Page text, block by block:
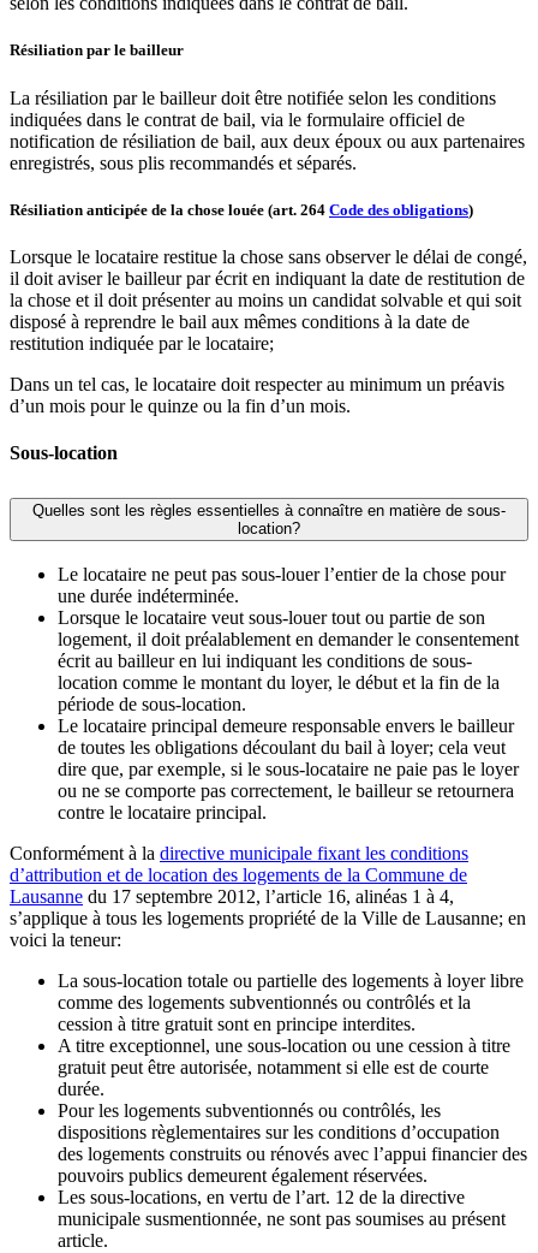
Résiliation par le bailleur
La résiliation par le bailleur doit être notifiée selon les conditions
indiquées dans le contrat de bail, via le formulaire officiel de
notification de résiliation de bail, aux deux époux ou aux partenaires
enregistrés, sous plis recommandés et séparés.
Résiliation anticipée de la chose louée (art. 264 Code des obligations)
Lorsque le locataire restitue la chose sans observer le délai de congé,
il doit aviser le bailleur par écrit en indiquant la date de restitution de
la chose et il doit présenter au moins un candidat solvable et qui soit
disposé à reprendre le bail aux mêmes conditions à la date de
restitution indiquée par le locataire;
Dans un tel cas, le locataire doit respecter au minimum un préavis
d’un mois pour le quinze ou la fin d’un mois.
Sous-location
Quelles sont les règles essentielles à connaître en matière de sous-
location?
Le locataire ne peut pas sous-louer l’entier de la chose pour
une durée indéterminée.
Lorsque le locataire veut sous-louer tout ou partie de son
logement, il doit préalablement en demander le consentement
écrit au bailleur en lui indiquant les conditions de sous-
location comme le montant du loyer, le début et la fin de la
période de sous-location.
Le locataire principal demeure responsable envers le bailleur
de toutes les obligations découlant du bail à loyer; cela veut
dire que, par exemple, si le sous-locataire ne paie pas le loyer
ou ne se comporte pas correctement, le bailleur se retournera
contre le locataire principal.
Conformément à la directive municipale fixant les conditions
d’attribution et de location des logements de la Commune de
Lausanne du 17 septembre 2012, l’article 16, alinéas 1 à 4,
s’applique à tous les logements propriété de la Ville de Lausanne; en
voici la teneur:
La sous-location totale ou partielle des logements à loyer libre
comme des logements subventionnés ou contrôlés et la
cession à titre gratuit sont en principe interdites.
A titre exceptionnel, une sous-location ou une cession à titre
gratuit peut être autorisée, notamment si elle est de courte
durée.
Pour les logements subventionnés ou contrôlés, les
dispositions règlementaires sur les conditions d’occupation
des logements construits ou rénovés avec l’appui financier des
pouvoirs publics demeurent également réservées.
Les sous-locations, en vertu de l’art. 12 de la directive
municipale susmentionnée, ne sont pas soumises au présent
article.